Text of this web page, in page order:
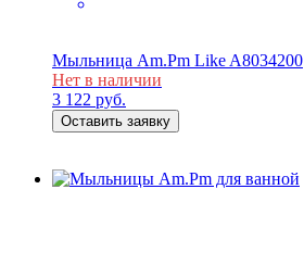
Мыльница Am.Pm Like A8034200
Нет в наличии
3 122 руб.
Оставить заявку